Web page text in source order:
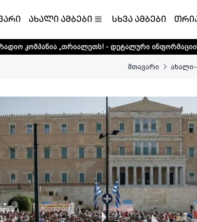
ახალი ამბები სხვა ამბები
- დეტალური ინფორმაციისთვის
მთავარი ახალი-